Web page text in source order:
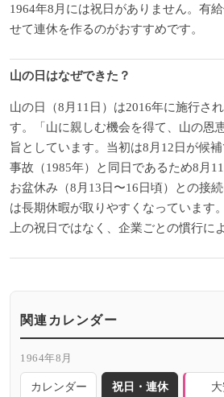
1964年8月には祝日がありません。有
せて連休を作るのがおすすめです。
山の日はなぜできた？
山の日（8月11日）は2016年に施行さ
す。「山に親しむ機会を得て、山の恩
旨としています。当初は8月12日が候
事故（1985年）と同日であるため8月
お盆休み（8月13日〜16日頃）との接
は長期休暇が取りやすくなっています
上の祝日ではなく、企業ごとの慣行に
関連カレンダー
1964年8月
カレンダー 祝日・連休